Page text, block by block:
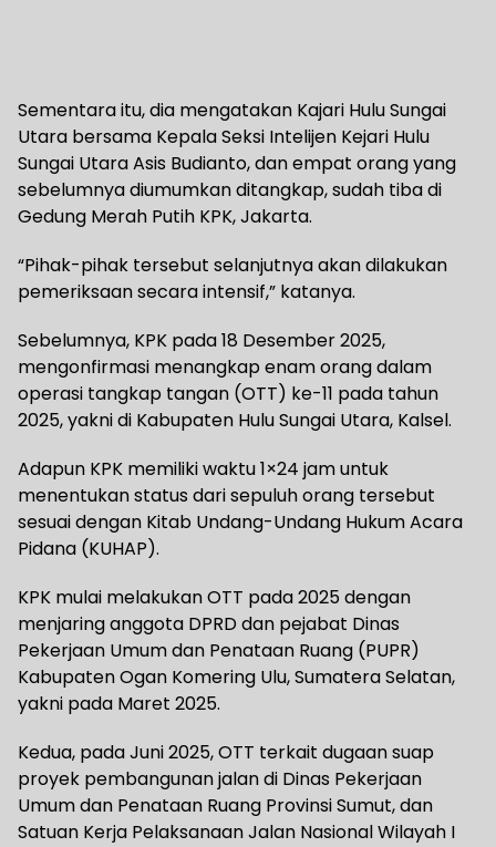
Sementara itu, dia mengatakan Kajari Hulu Sungai
Utara bersama Kepala Seksi Intelijen Kejari Hulu
Sungai Utara Asis Budianto, dan empat orang yang
sebelumnya diumumkan ditangkap, sudah tiba di
Gedung Merah Putih KPK, Jakarta.
“Pihak-pihak tersebut selanjutnya akan dilakukan
pemeriksaan secara intensif,” katanya.
Sebelumnya, KPK pada 18 Desember 2025,
mengonfirmasi menangkap enam orang dalam
operasi tangkap tangan (OTT) ke-11 pada tahun
2025, yakni di Kabupaten Hulu Sungai Utara, Kalsel.
Adapun KPK memiliki waktu 1×24 jam untuk
menentukan status dari sepuluh orang tersebut
sesuai dengan Kitab Undang-Undang Hukum Acara
Pidana (KUHAP).
KPK mulai melakukan OTT pada 2025 dengan
menjaring anggota DPRD dan pejabat Dinas
Pekerjaan Umum dan Penataan Ruang (PUPR)
Kabupaten Ogan Komering Ulu, Sumatera Selatan,
yakni pada Maret 2025.
Kedua, pada Juni 2025, OTT terkait dugaan suap
proyek pembangunan jalan di Dinas Pekerjaan
Umum dan Penataan Ruang Provinsi Sumut, dan
Satuan Kerja Pelaksanaan Jalan Nasional Wilayah I